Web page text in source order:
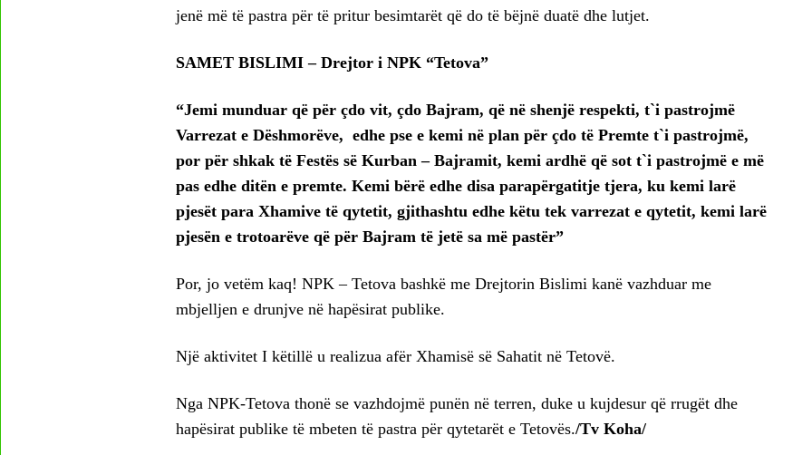
jenë më të pastra për të pritur besimtarët që do të bëjnë duatë dhe lutjet.
SAMET BISLIMI – Drejtor i NPK “Tetova”
“Jemi munduar që për çdo vit, çdo Bajram, që në shenjë respekti, t`i pastrojmë
Varrezat e Dëshmorëve, edhe pse e kemi në plan për çdo të Premte t`i pastrojmë,
por për shkak të Festës së Kurban – Bajramit, kemi ardhë që sot t`i pastrojmë e më
pas edhe ditën e premte. Kemi bërë edhe disa parapërgatitje tjera, ku kemi larë
pjesët para Xhamive të qytetit, gjithashtu edhe këtu tek varrezat e qytetit, kemi larë
pjesën e trotoarëve që për Bajram të jetë sa më pastër”
Por, jo vetëm kaq! NPK – Tetova bashkë me Drejtorin Bislimi kanë vazhduar me
mbjelljen e drunjve në hapësirat publike.
Një aktivitet I këtillë u realizua afër Xhamisë së Sahatit në Tetovë.
Nga NPK-Tetova thonë se vazhdojmë punën në terren, duke u kujdesur që rrugët dhe
hapësirat publike të mbeten të pastra për qytetarët e Tetovës./Tv Koha/